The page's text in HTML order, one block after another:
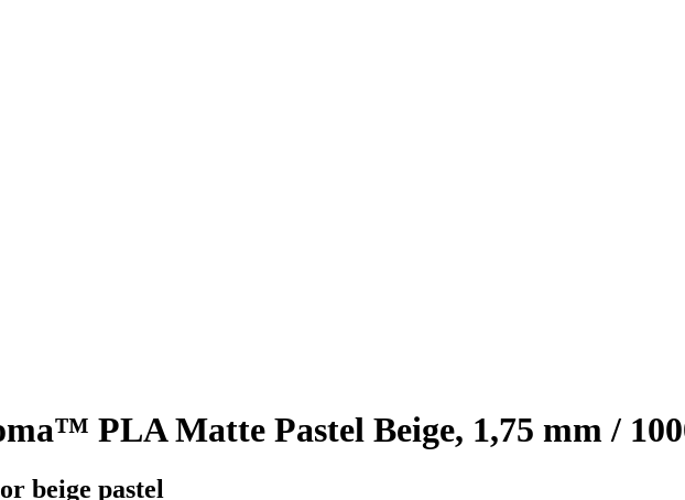
PLA Matte Pastel Beige, 1,75 mm /
beige pastel